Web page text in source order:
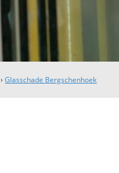
›Glasschade Bergschenhoek